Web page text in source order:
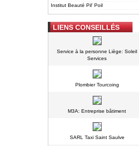
Institut Beauté Pil' Poil
LIENS CONSEILLÉS
Service à la personne Liège: Soleil
Services
Plombier Tourcoing
M3A: Entreprise bâtiment
SARL Taxi Saint Saulve